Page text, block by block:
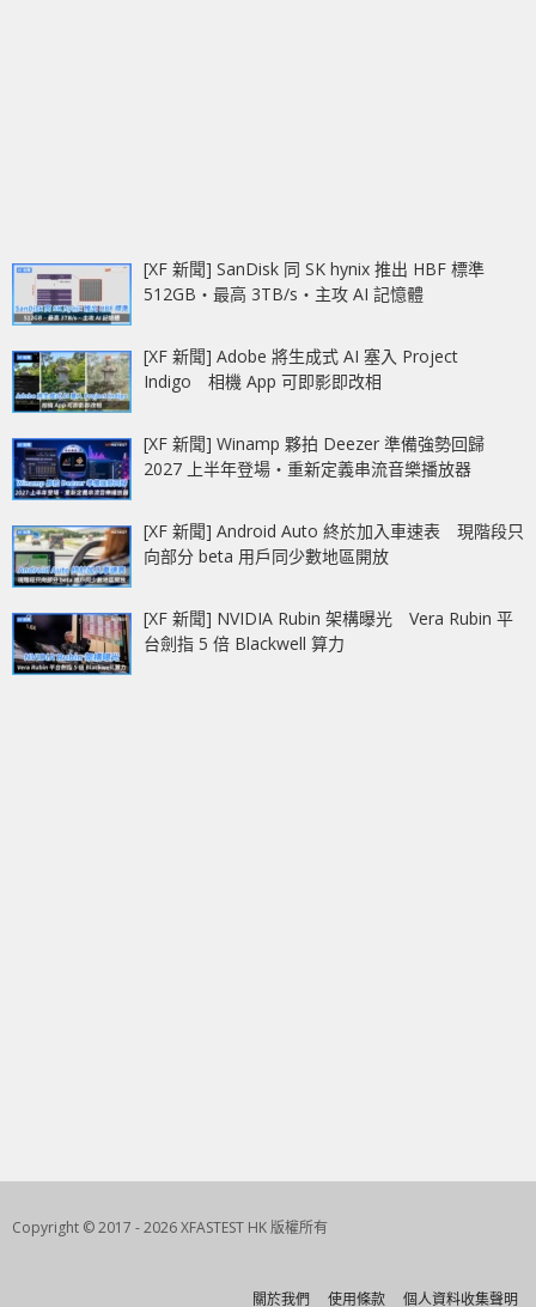
[XF 新聞] SanDisk 同 SK hynix 推出 HBF 標準
512GB‧最高 3TB/s‧主攻 AI 記憶體
[XF 新聞] Adobe 將生成式 AI 塞入 Project
Indigo 相機 App 可即影即改相
[XF 新聞] Winamp 夥拍 Deezer 準備強勢回歸
2027 上半年登場‧重新定義串流音樂播放器
[XF 新聞] Android Auto 終於加入車速表 現階段只
向部分 beta 用戶同少數地區開放
[XF 新聞] NVIDIA Rubin 架構曝光 Vera Rubin 平
台劍指 5 倍 Blackwell 算力
Copyright © 2017 - 2026 XFASTEST HK 版權所有
關於我們 使用條款 個人資料收集聲明